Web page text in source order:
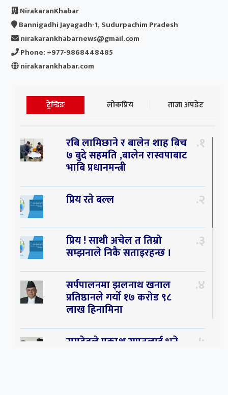
NirakaranKhabar
Bannigadhi Jayagadh-1, Sudurpachim Pradesh
nirakarankhabarnews@gmail.com
Phone: +977-9868448485
nirakarankhabar.com
ट्रेन्डिङ लोकप्रिय ताजा अपडेट
रबि लामिछाने र बालेन शाह बिच
७ बुदे सहमति ,बालेन रास्वपाबाट
भाबि प्रधानमन्त्री
१
प्रिय रते बल्ल २
प्रिय ! साथी अचेल त तिम्रो
सम्झनाले निकै सताइरहन्छ ।
३
सर्पपालनमा झलनाथ खनाल
प्रतिष्ठानले गर्यो १७ करोड ९८
लाख हिनामिना
४
रामदेवले प्रकाश सपुतलाई भने ५